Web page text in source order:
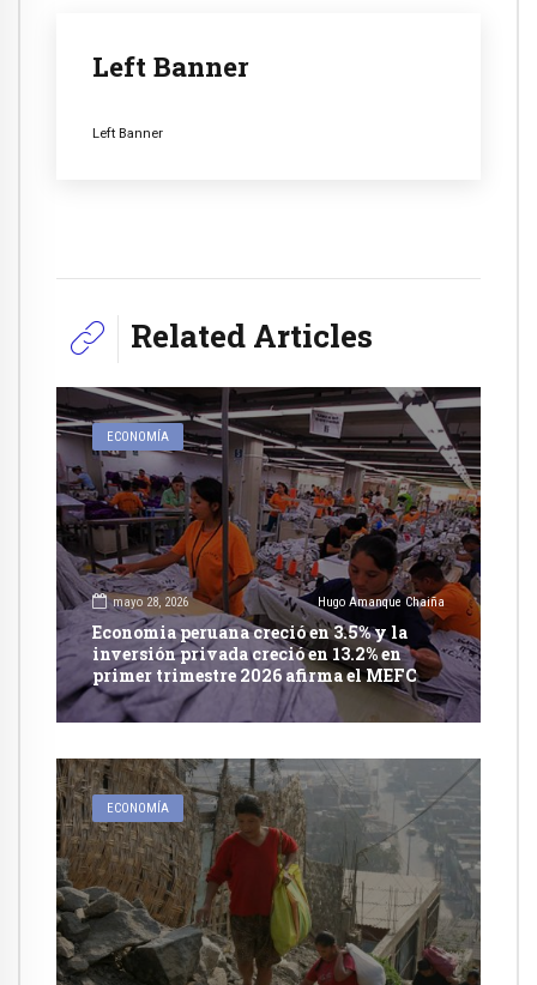
Left Banner
Left Banner
Related Articles
ECONOMÍA
mayo 28, 2026 Hugo Amanque Chaiña
Economia peruana creció en 3.5% y la
inversión privada creció en 13.2% en
primer trimestre 2026 afirma el MEFC
ECONOMÍA